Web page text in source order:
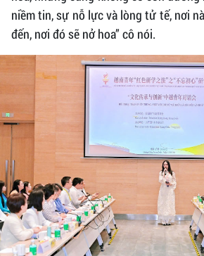
niềm tin, sự nỗ lực và lòng tử tế, nơi
đến, nơi đó sẽ nở hoa” cô nói.